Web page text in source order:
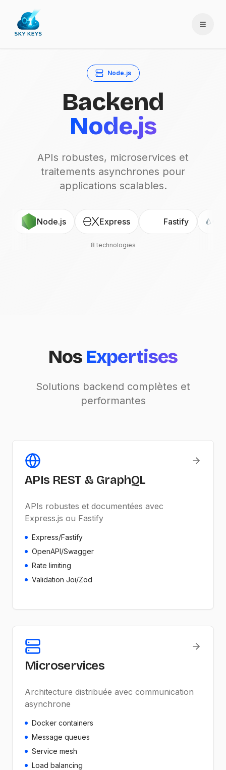
Node.js
Backend
Node.js
APIs robustes, microservices et
traitements asynchrones pour
applications scalables.
Node.js Express Fastify
8 technologies
Nos Expertises
Solutions backend complètes et
performantes
APIs REST & GraphQL
APIs robustes et documentées avec
Express.js ou Fastify
Express/Fastify
OpenAPI/Swagger
Rate limiting
Validation Joi/Zod
Microservices
Architecture distribuée avec communication
asynchrone
Docker containers
Message queues
Service mesh
Load balancing